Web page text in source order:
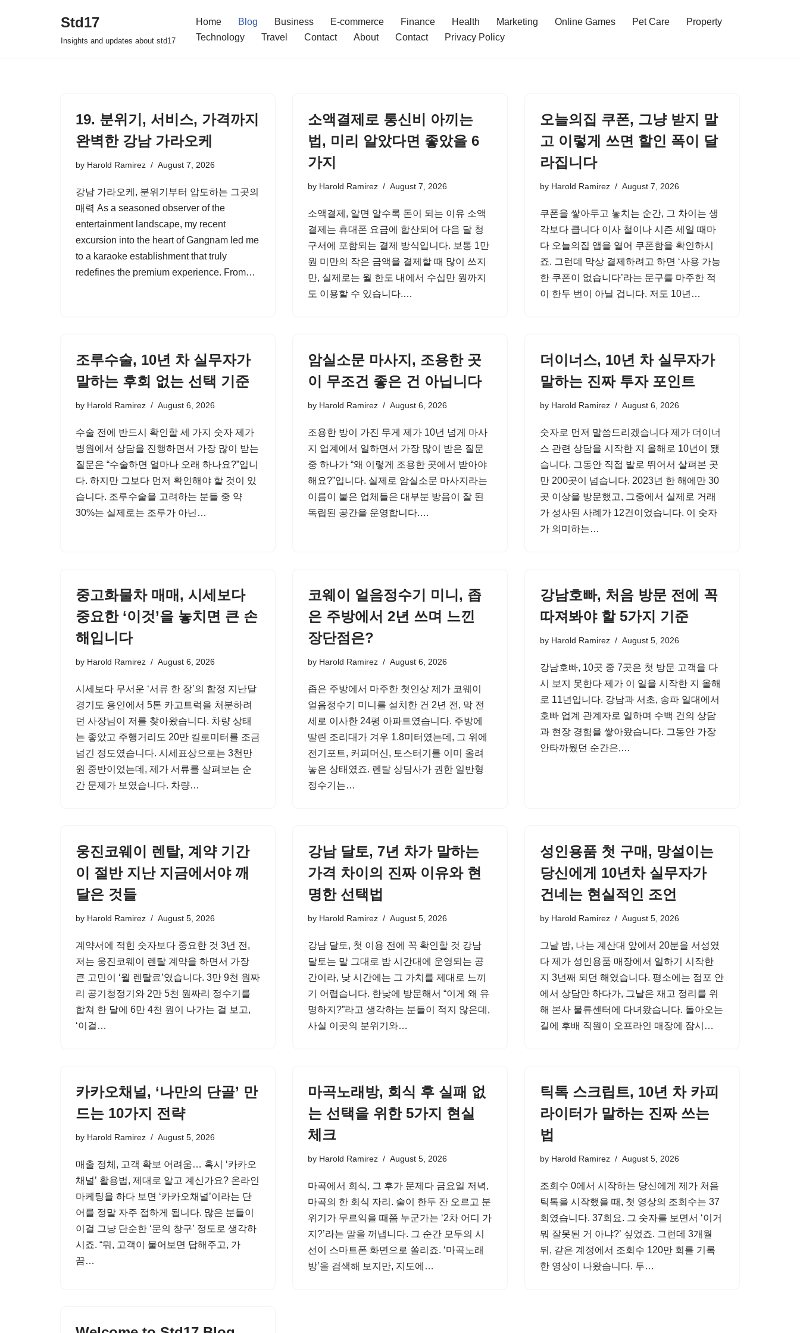
Std17
Insights and updates about std17
Home Blog Business E-commerce Finance Health Marketing Online Games Pet Care
Property
Technology
Travel Contact About Contact Privacy Policy
19. 분위기, 서비스, 가격까지
완벽한 강남 가라오케
by Harold Ramirez August 7, 2026
강남 가라오케, 분위기부터 압도하는 그곳의
매력 As a seasoned observer of the
entertainment landscape, my recent
excursion into the heart of Gangnam led me
to a karaoke establishment that truly
redefines the premium experience. From…
소액결제로 통신비 아끼는
법, 미리 알았다면 좋았을 6
가지
by Harold Ramirez August 7, 2026
소액결제, 알면 알수록 돈이 되는 이유 소액
결제는 휴대폰 요금에 합산되어 다음 달 청
구서에 포함되는 결제 방식입니다. 보통 1만
원 미만의 작은 금액을 결제할 때 많이 쓰지
만, 실제로는 월 한도 내에서 수십만 원까지
도 이용할 수 있습니다.…
오늘의집 쿠폰, 그냥 받지 말
고 이렇게 쓰면 할인 폭이 달
라집니다
by Harold Ramirez August 7, 2026
쿠폰을 쌓아두고 놓치는 순간, 그 차이는 생
각보다 큽니다 이사 철이나 시즌 세일 때마
다 오늘의집 앱을 열어 쿠폰함을 확인하시
죠. 그런데 막상 결제하려고 하면 ‘사용 가능
한 쿠폰이 없습니다’라는 문구를 마주한 적
이 한두 번이 아닐 겁니다. 저도 10년…
조루수술, 10년 차 실무자가
말하는 후회 없는 선택 기준
by Harold Ramirez August 6, 2026
수술 전에 반드시 확인할 세 가지 숫자 제가
병원에서 상담을 진행하면서 가장 많이 받는
질문은 “수술하면 얼마나 오래 하나요?”입니
다. 하지만 그보다 먼저 확인해야 할 것이 있
습니다. 조루수술을 고려하는 분들 중 약
30%는 실제로는 조루가 아닌…
암실소문 마사지, 조용한 곳
이 무조건 좋은 건 아닙니다
by Harold Ramirez August 6, 2026
조용한 방이 가진 무게 제가 10년 넘게 마사
지 업계에서 일하면서 가장 많이 받은 질문
중 하나가 “왜 이렇게 조용한 곳에서 받아야
해요?”입니다. 실제로 암실소문 마사지라는
이름이 붙은 업체들은 대부분 방음이 잘 된
독립된 공간을 운영합니다.…
더이너스, 10년 차 실무자가
말하는 진짜 투자 포인트
by Harold Ramirez August 6, 2026
숫자로 먼저 말씀드리겠습니다 제가 더이너
스 관련 상담을 시작한 지 올해로 10년이 됐
습니다. 그동안 직접 발로 뛰어서 살펴본 곳
만 200곳이 넘습니다. 2023년 한 해에만 30
곳 이상을 방문했고, 그중에서 실제로 거래
가 성사된 사례가 12건이었습니다. 이 숫자
가 의미하는…
중고화물차 매매, 시세보다
중요한 ‘이것’을 놓치면 큰 손
해입니다
by Harold Ramirez August 6, 2026
시세보다 무서운 ‘서류 한 장’의 함정 지난달
경기도 용인에서 5톤 카고트럭을 처분하려
던 사장님이 저를 찾아왔습니다. 차량 상태
는 좋았고 주행거리도 20만 킬로미터를 조금
넘긴 정도였습니다. 시세표상으로는 3천만
원 중반이었는데, 제가 서류를 살펴보는 순
간 문제가 보였습니다. 차량…
코웨이 얼음정수기 미니, 좁
은 주방에서 2년 쓰며 느낀
장단점은?
by Harold Ramirez August 6, 2026
좁은 주방에서 마주한 첫인상 제가 코웨이
얼음정수기 미니를 설치한 건 2년 전, 막 전
세로 이사한 24평 아파트였습니다. 주방에
딸린 조리대가 겨우 1.8미터였는데, 그 위에
전기포트, 커피머신, 토스터기를 이미 올려
놓은 상태였죠. 렌탈 상담사가 권한 일반형
정수기는…
강남호빠, 처음 방문 전에 꼭
따져봐야 할 5가지 기준
by Harold Ramirez August 5, 2026
강남호빠, 10곳 중 7곳은 첫 방문 고객을 다
시 보지 못한다 제가 이 일을 시작한 지 올해
로 11년입니다. 강남과 서초, 송파 일대에서
호빠 업계 관계자로 일하며 수백 건의 상담
과 현장 경험을 쌓아왔습니다. 그동안 가장
안타까웠던 순간은,…
웅진코웨이 렌탈, 계약 기간
이 절반 지난 지금에서야 깨
달은 것들
by Harold Ramirez August 5, 2026
계약서에 적힌 숫자보다 중요한 것 3년 전,
저는 웅진코웨이 렌탈 계약을 하면서 가장
큰 고민이 ‘월 렌탈료’였습니다. 3만 9천 원짜
리 공기청정기와 2만 5천 원짜리 정수기를
합쳐 한 달에 6만 4천 원이 나가는 걸 보고,
‘이걸…
강남 달토, 7년 차가 말하는
가격 차이의 진짜 이유와 현
명한 선택법
by Harold Ramirez August 5, 2026
강남 달토, 첫 이용 전에 꼭 확인할 것 강남
달토는 말 그대로 밤 시간대에 운영되는 공
간이라, 낮 시간에는 그 가치를 제대로 느끼
기 어렵습니다. 한낮에 방문해서 “이게 왜 유
명하지?”라고 생각하는 분들이 적지 않은데,
사실 이곳의 분위기와…
성인용품 첫 구매, 망설이는
당신에게 10년차 실무자가
건네는 현실적인 조언
by Harold Ramirez August 5, 2026
그날 밤, 나는 계산대 앞에서 20분을 서성였
다 제가 성인용품 매장에서 일하기 시작한
지 3년째 되던 해였습니다. 평소에는 점포 안
에서 상담만 하다가, 그날은 재고 정리를 위
해 본사 물류센터에 다녀왔습니다. 돌아오는
길에 후배 직원이 오프라인 매장에 잠시…
카카오채널, ‘나만의 단골’ 만
드는 10가지 전략
by Harold Ramirez August 5, 2026
매출 정체, 고객 확보 어려움… 혹시 ‘카카오
채널’ 활용법, 제대로 알고 계신가요? 온라인
마케팅을 하다 보면 ‘카카오채널’이라는 단
어를 정말 자주 접하게 됩니다. 많은 분들이
이걸 그냥 단순한 ‘문의 창구’ 정도로 생각하
시죠. “뭐, 고객이 물어보면 답해주고, 가
끔…
마곡노래방, 회식 후 실패 없
는 선택을 위한 5가지 현실
체크
by Harold Ramirez August 5, 2026
마곡에서 회식, 그 후가 문제다 금요일 저녁,
마곡의 한 회식 자리. 술이 한두 잔 오르고 분
위기가 무르익을 때쯤 누군가는 ‘2차 어디 가
지?’라는 말을 꺼냅니다. 그 순간 모두의 시
선이 스마트폰 화면으로 쏠리죠. ‘마곡노래
방’을 검색해 보지만, 지도에…
틱톡 스크립트, 10년 차 카피
라이터가 말하는 진짜 쓰는
법
by Harold Ramirez August 5, 2026
조회수 0에서 시작하는 당신에게 제가 처음
틱톡을 시작했을 때, 첫 영상의 조회수는 37
회였습니다. 37회요. 그 숫자를 보면서 ‘이거
뭐 잘못된 거 아냐?’ 싶었죠. 그런데 3개월
뒤, 같은 계정에서 조회수 120만 회를 기록
한 영상이 나왔습니다. 두…